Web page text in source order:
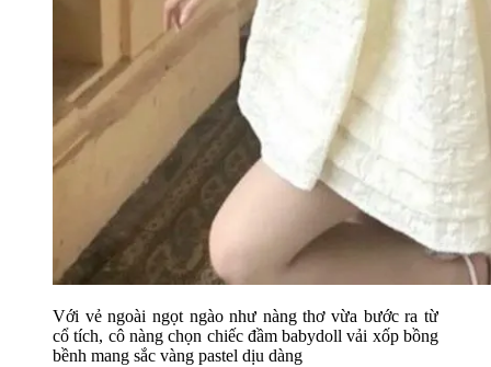
Với vẻ ngoài ngọt ngào như nàng thơ vừa bước ra từ
cổ tích, cô nàng chọn chiếc đầm babydoll vải xốp bồng
bềnh mang sắc vàng pastel dịu dàng